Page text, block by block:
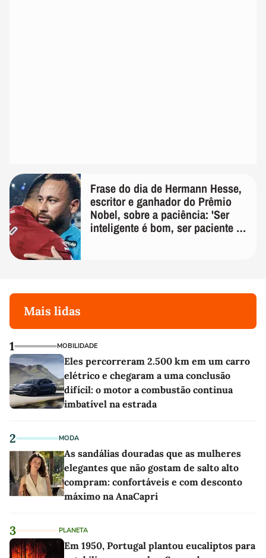
Frase do dia de Hermann Hesse,
escritor e ganhador do Prêmio
Nobel, sobre a paciência: 'Ser
inteligente é bom, ser paciente é
Mais lidas
1 MOBILIDADE
Eles percorreram 2.500 km em um carro
elétrico e chegaram a uma conclusão
difícil: o motor a combustão continua
imbatível na estrada
2 MODA
As sandálias douradas que as mulheres
elegantes que não gostam de salto alto
compram: confortáveis e com desconto
máximo na AnaCapri
3 PLANETA
Em 1950, Portugal plantou eucaliptos para